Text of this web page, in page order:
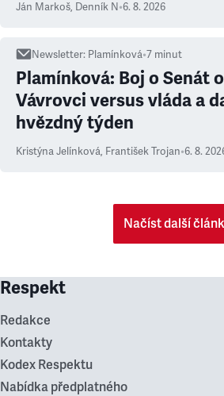
Ján Markoš, Denník N•6. 8. 2026
Newsletter: Plamínková•7 minut
Plamínková: Boj o Senát
Vávrovci versus vláda a
hvězdný týden
Kristýna Jelínková, František Trojan•6. 8.
Načíst další
Respekt
Redakce
Kontakty
Kodex Respektu
Nabídka předplatného